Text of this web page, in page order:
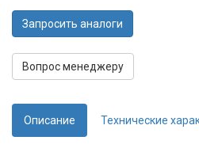
Запросить аналоги
Вопрос менеджеру
Описание Технические